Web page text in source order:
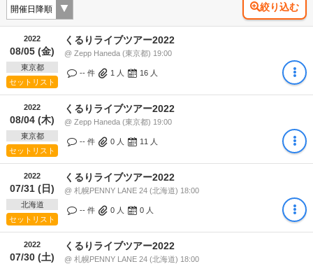
絞り込む
2022
08/05 (金)
東京都
セットリスト
くるりライブツアー2022
@ Zepp Haneda (東京都) 19:00
-- 件 1 人 16 人
2022
08/04 (木)
東京都
セットリスト
くるりライブツアー2022
@ Zepp Haneda (東京都) 19:00
-- 件 0 人 11 人
2022
07/31 (日)
北海道
セットリスト
くるりライブツアー2022
@ 札幌PENNY LANE 24 (北海道) 18:00
-- 件 0 人 0 人
2022
07/30 (土)
くるりライブツアー2022
@ 札幌PENNY LANE 24 (北海道) 18:00